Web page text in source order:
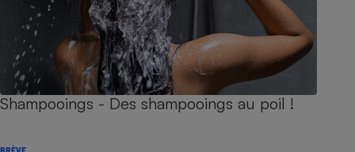
Shampooings - Des shampooings au poil !